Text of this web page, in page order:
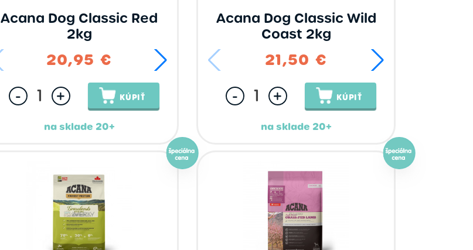
Acana Dog Classic Red
2kg
20,95 € 64,95 €
- + KÚPIŤ
na sklade 20+
Acana Dog Classic Wild
Coast 2kg
21,50 €
- + KÚPIŤ
na sklade 20+